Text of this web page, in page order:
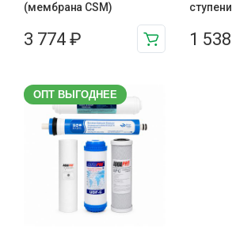
(мембрана CSM)
3 774 ₽
ступени
1 538
ОПТ ВЫГОДНЕЕ